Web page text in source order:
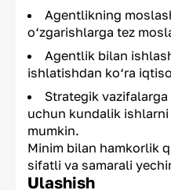
Agentlikning
o‘zgarishlarga tez
Agentlik bilan
ishlatishdan ko‘ra
Strategik
uchun kundalik
mumkin.
Minim bilan hamkorlik
sifatli va samarali
Ulashish